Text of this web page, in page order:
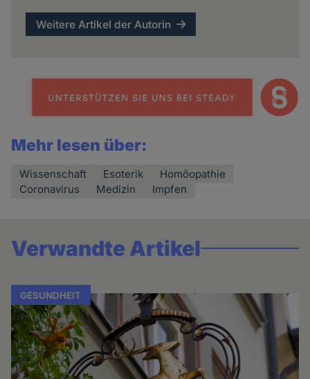
Weitere Artikel der Autorin
Mehr lesen über:
Wissenschaft Esoterik
Homöopathie
Coronavirus
Medizin Impfen
Verwandte Artikel
GESUNDHEIT